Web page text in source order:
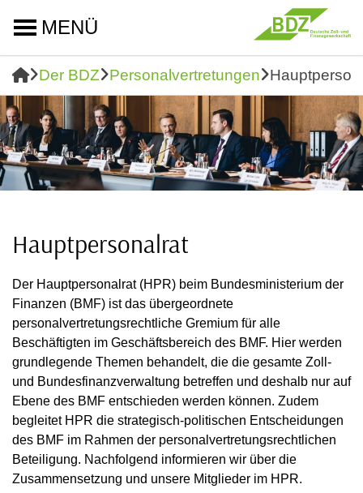
MENÜ
Der BDZ Personalvertretungen
Hauptpersonalrat
Der Hauptpersonalrat (HPR) beim Bundesministerium der
Finanzen (BMF) ist das übergeordnete
personalvertretungsrechtliche Gremium für alle
Beschäftigten im Geschäftsbereich des BMF. Hier werden
grundlegende Themen behandelt, die die gesamte Zoll-
und Bundesfinanzverwaltung betreffen und deshalb nur auf
Ebene des BMF entschieden werden können. Zudem
begleitet HPR die strategisch-politischen Entscheidungen
des BMF im Rahmen der personalvertretungsrechtlichen
Beteiligung. Nachfolgend informieren wir über die
Zusammensetzung und unsere Mitglieder im HPR.